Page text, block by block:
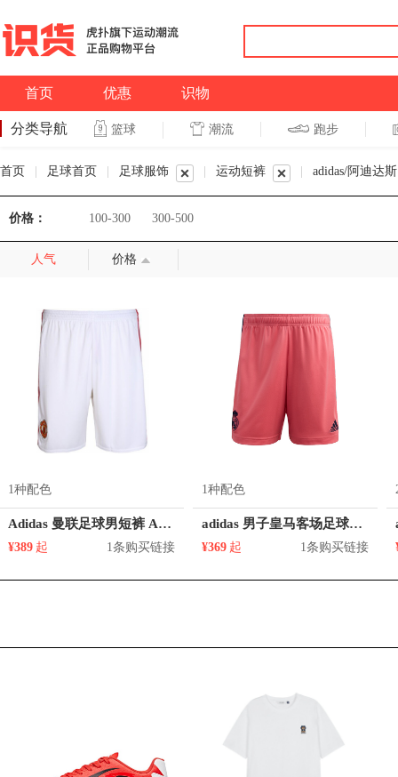
首页 优惠 识物
分类导航 篮球 潮流 跑步
首页 足球首页 足球服饰 运动短裤 adidas/阿迪达斯
价格： 100-300 300-500
人气 价格
1种配色
Adidas 曼联足球男短裤 AI6714
¥389 起 1条购买链接
1种配色
adidas 男子皇马客场足球运动短裤 GI6465
¥369 起 1条购买链接